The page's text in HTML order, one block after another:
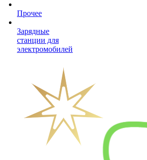
Прочее
Зарядные
станции для
электромобилей